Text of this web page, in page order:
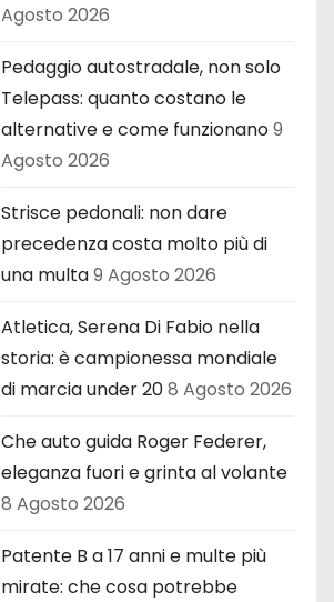
Agosto 2026
Pedaggio autostradale, non solo
Telepass: quanto costano le
alternative e come funzionano9
Agosto 2026
Strisce pedonali: non dare
precedenza costa molto più di
una multa9 Agosto 2026
Atletica, Serena Di Fabio nella
storia: è campionessa mondiale
di marcia under 208 Agosto 2026
Che auto guida Roger Federer,
eleganza fuori e grinta al volante
8 Agosto 2026
Patente B a 17 anni e multe più
mirate: che cosa potrebbe